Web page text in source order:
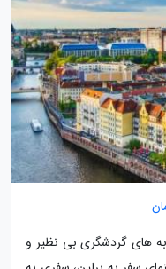
های گردشگری بی نظیر و